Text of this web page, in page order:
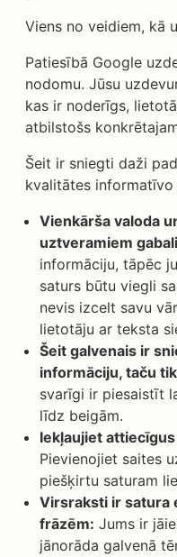
Viens no veidiem, kā
Patiesībā Google
nodomu. Jūsu
kas ir noderīgs,
atbilstošs
Šeit ir sniegti daži
kvalitātes informatīvo
Vienkārša valoda
uztveramiem
informāciju, tāpēc
saturs būtu viegli
nevis izcelt savu
lietotāju ar teksta
Šeit galvenais ir
informāciju, taču
svarīgi ir piesaistīt
līdz beigām.
Iekļaujiet
Pievienojiet saites
piešķirtu saturam
Virsraksti ir satura
frāzēm: Jums ir
jānorāda galvenā